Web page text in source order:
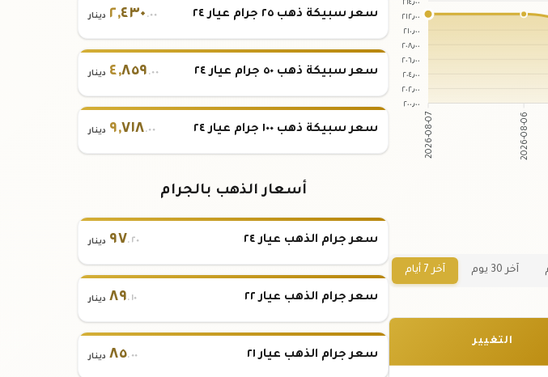
٢١٤٫٠٠
٢١٢٫٠٠
٢١٠٫٠٠
٢٠٨٫٠٠
٢٠٦٫٠٠
٢٠٤٫٠٠
٢٠٢٫٠٠
٢٠٠٫٠٠
2026-08-07 2026-08-06
آخر 30 يوم آخر 7 أيام
التغيير
سعر سبيكة ذهب ٢٥ جرام عيار ٢٤ ٢,٤٣٠ .٠٠ دينار
سعر سبيكة ذهب ٥٠ جرام عيار ٢٤ ٤,٨٥٩ .٠٠ دينار
سعر سبيكة ذهب ١٠٠ جرام عيار ٢٤ ٩,٧١٨.٠٠ دينار
أسعار الذهب بالجرام
سعر جرام الذهب عيار ٢٤ ٩٧.٢٠ دينار
سعر جرام الذهب عيار ٢٢ ٨٩.١٠ دينار
سعر جرام الذهب عيار ٢١ ٨٥.٠٠ دينار